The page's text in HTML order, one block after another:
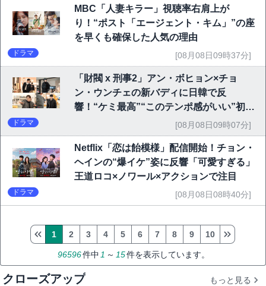
MBC「人妻キラー」視聴率右肩上が
り！“ポスト「エージェント・キム」”の座
を早くも確保した人気の理由
ドラマ [08月08日09時37分]
「財閥 x 刑事2」アン・ボヒョン×チョ
ン・ウンチェの新バディに日韓で反
響！“ケミ最高”“このテンポ感がいい”初回
ドラマ [08月08日09時07分]
Netflix「恋は飴模様」配信開始！チョン・
ヘインの“爆イケ”姿に反響「可愛すぎる」
王道ロコ×ノワール×アクションで注目
ドラマ [08月08日08時40分]
96596件中 1 ～ 15件を表示しています。
1 2 3 4 5 6 7 8 9 10
クローズアップ もっと見る